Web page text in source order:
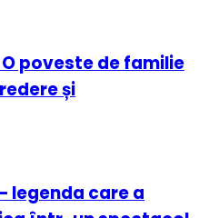
poveste de familie
și
legenda care a